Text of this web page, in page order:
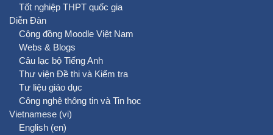
Tốt nghiệp THPT quốc gia
Diễn Đàn
Cộng đồng Moodle Việt Nam
Webs & Blogs
Câu lạc bộ Tiếng Anh
Thư viện Đề thi và Kiểm tra
Tư liệu giáo dục
Công nghệ thông tin và Tin học
Vietnamese ‎(vi)‎
English ‎(en)‎